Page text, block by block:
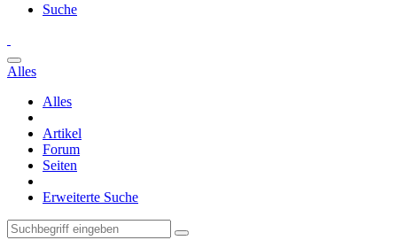
Suche
Alles
Alles
Artikel
Forum
Seiten
Erweiterte Suche